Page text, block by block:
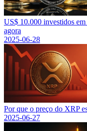
US$ 10.000 investidos
agora
2025-06-28
Por que o preço do XRP
2025-06-27